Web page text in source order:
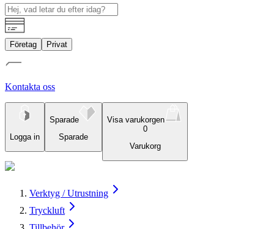
Företag Privat
Kontakta oss
Logga in
Sparade
Sparade
Visa varukorgen
0
Varukorg
Verktyg / Utrustning
Tryckluft